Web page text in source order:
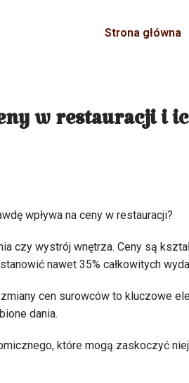
Strona główna
w restauracji i
wpływa na ceny w restauracji?
czy wystrój wnętrza. Ceny są
nawet 35% całkowitych
cen surowców to kluczowe
dania.
które mogą zaskoczyć